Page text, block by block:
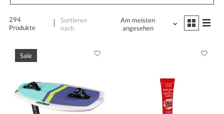
294
Produkte
Sortieren
nach
Am meisten
angesehen
Sale